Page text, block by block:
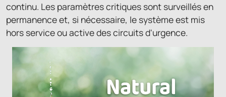
continu. Les paramètres critiques sont surveillés en
permanence et, si nécessaire, le système est mis
hors service ou active des circuits d'urgence.